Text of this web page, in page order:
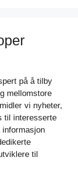
på å tilby
mellomstore
vi nyheter,
til interesserte
til